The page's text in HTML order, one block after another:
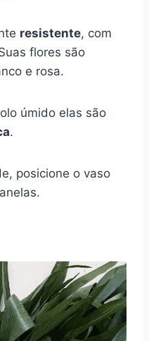
resistente, com
flores são
e rosa.
úmido elas são
.
posicione o vaso